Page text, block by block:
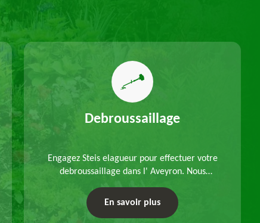
Debroussaillage
Engagez Steis elagueur pour effectuer votre
debroussaillage dans l' Aveyron. Nous
en fonction des caractéristiques du site.
Déplacements offerts.
En savoir plus